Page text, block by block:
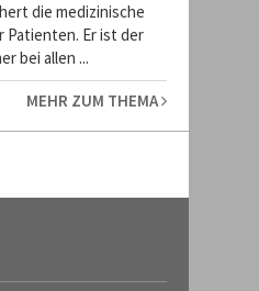
die medizinische
Patienten. Er ist der
bei allen ...
MEHR ZUM THEMA